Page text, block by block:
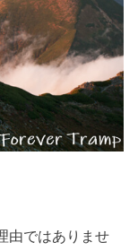
由ではありませ